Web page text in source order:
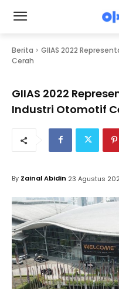
Berita
GIIAS 2022
Cerah
GIIAS 2022
Industri Otomotif
By Zainal Abidin 23 Agustus